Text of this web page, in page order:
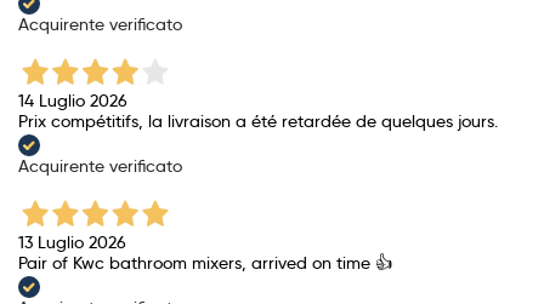
Acquirente verificato
14 Luglio 2026
Prix ​​compétitifs, la livraison a été retardée de quelques jours.
Acquirente verificato
13 Luglio 2026
Pair of Kwc bathroom mixers, arrived on time 👍